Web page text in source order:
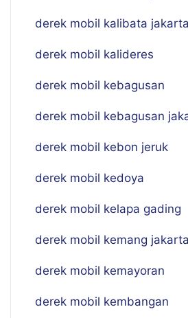
derek mobil kalibata
derek mobil kalideres
derek mobil kebagusan
derek mobil kebagusan
derek mobil kebon jeruk
derek mobil kedoya
derek mobil kelapa gading
derek mobil kemang
derek mobil kemayoran
derek mobil kembangan